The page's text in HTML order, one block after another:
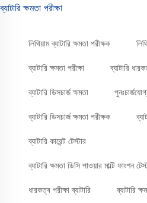
ব্যাটারি ক্ষমতা পরীক্ষা
লিথিয়াম ব্যাটারি ক্ষমতা পরীক্ষক
ব্যাটারি ক্ষমতা পরীক্ষা ব্যাটারি
ব্যাটারি ডিসচার্জ ক্ষমতা
ব্যাটারি ডিসচার্জ ক্ষমতা পরীক্ষক
ব্যাটারি কারেন্ট টেস্টার
ব্যাটারি ক্ষমতা ডিসি পাওয়ার মাল্টি ফাংশন
ধারকত্ব পরীক্ষা ব্যাটারি ব্যাটারি